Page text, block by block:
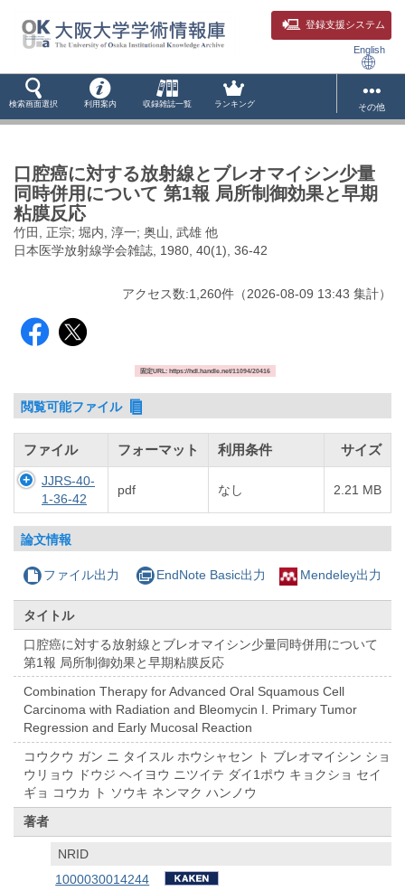
登録支援システム
English
検索画面選択 利用案内 収録雑誌一覧 ランキング その他
口腔癌に対する放射線とブレオマイシン少量
同時併用について 第1報 局所制御効果と早期
粘膜反応
竹田, 正宗; 堀内, 淳一; 奥山, 武雄 他
日本医学放射線学会雑誌, 1980, 40(1), 36-42
アクセス数:1,260件 （2026-08-09 13:43 集計）
固定URL: https://hdl.handle.net/11094/20416
閲覧可能ファイル
ファイル フォーマット 利用条件 サイズ
JJRS-40-
1-36-42
pdf なし 2.21 MB
論文情報
ファイル出力 EndNote Basic出力 Mendeley出力
タイトル
口腔癌に対する放射線とブレオマイシン少量同時併用について
第1報 局所制御効果と早期粘膜反応
Combination Therapy for Advanced Oral Squamous Cell
Carcinoma with Radiation and Bleomycin I. Primary Tumor
Regression and Early Mucosal Reaction
コウクウ ガン ニ タイスル ホウシャセン ト ブレオマイシン ショ
ウリョウ ドウジ ヘイヨウ ニツイテ ダイ1ポウ キョクショ セイ
ギョ コウカ ト ソウキ ネンマク ハンノウ
著者
NRID
1000030014244